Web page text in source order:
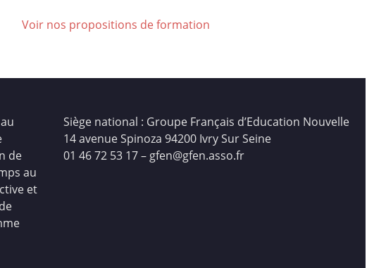
Voir nos propositions de formation
de
au
et
Siège national : Groupe Français d’Education Nouvelle
14 avenue Spinoza 94200 Ivry Sur Seine
01 46 72 53 17 – gfen@gfen.asso.fr